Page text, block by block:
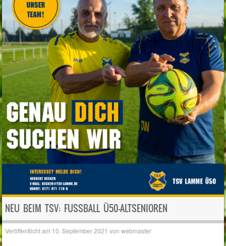
NEU BEIM TSV: FUSSBALL Ü50-ALTSENIOREN
Veröffentlicht am 10. September 2021 vonwebmaster